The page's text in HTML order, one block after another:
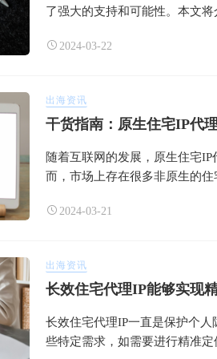
了强大的支持和可能性。本文
2024-03-22
出海资讯
干货指南：原生住宅IP代
随着互联网的发展，原生住宅
而，市场上存在很多非原生的
2024-03-21
出海资讯
长效住宅代理IP能够实现
长效住宅代理IP一直是保护个
些特定需求，如需要进行精准